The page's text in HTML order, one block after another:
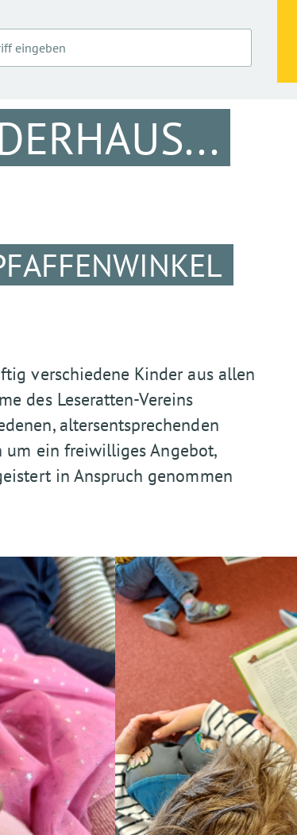
verschiedene Kinder aus allen
des Leseratten-Vereins
altersentsprechenden
um ein freiwilliges Angebot,
in Anspruch genommen